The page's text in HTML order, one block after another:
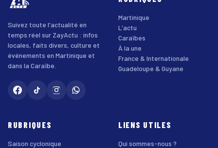
Suivez toute l'actualité en
temps réel sur ZayActu : infos
locales, faits divers, culture et
événements en Martinique et
dans la Caraïbe.
Martinique
L'actu
Caraïbes
À la une
France & Internationale
Guadeloupe & Guyane
RUBRIQUES
Saison cyclonique
LIENS UTILES
Qui sommes-nous ?